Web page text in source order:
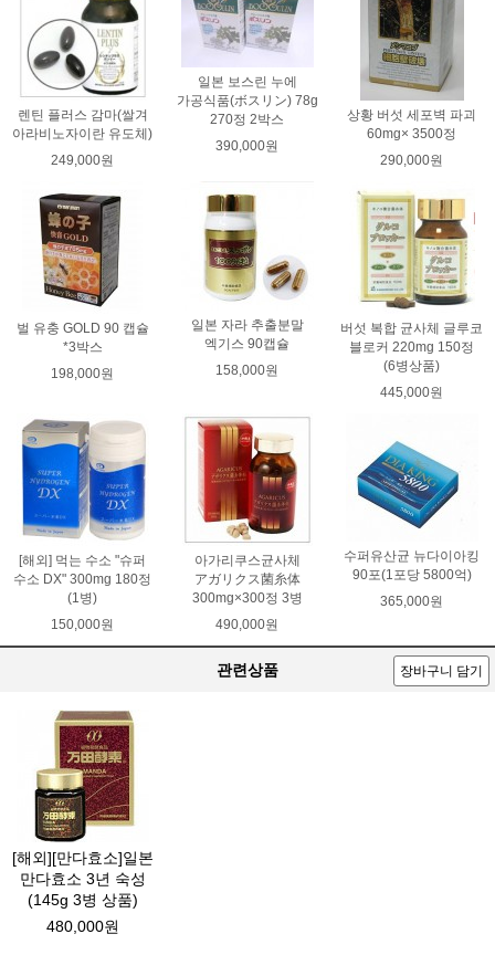
렌틴 플러스 감마(쌀겨
아라비노자이란 유도체)
249,000원
일본 보스린 누에
가공식품(ボスリン) 78g
270정 2박스
390,000원
상황 버섯 세포벽 파괴
60mg× 3500정
290,000원
벌 유충 GOLD 90 캡슐
*3박스
198,000원
일본 자라 추출분말
엑기스 90캡슐
158,000원
버섯 복합 균사체 글루코
블로커 220mg 150정
(6병상품)
445,000원
[해외] 먹는 수소 "슈퍼
수소 DX" 300mg 180정
(1병)
150,000원
아가리쿠스균사체
アガリクス菌糸体
300mg×300정 3병
490,000원
수퍼유산균 뉴다이아킹
90포(1포당 5800억)
365,000원
관련상품 장바구니 담기
[해외][만다효소]일본
만다효소 3년 숙성
(145g 3병 상품)
480,000원